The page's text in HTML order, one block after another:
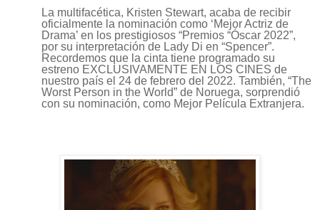
La multifacética, Kristen Stewart, acaba de recibir
oficialmente la nominación como ‘Mejor Actriz de
Drama’ en los prestigiosos “Premios “Óscar 2022”,
por su interpretación de Lady Di en “Spencer”.
Recordemos que la cinta tiene programado su
estreno EXCLUSIVAMENTE EN LOS CINES de
nuestro país el 24 de febrero del 2022. También, “The
Worst Person in the World” de Noruega, sorprendió
con su nominación, como Mejor Película Extranjera.